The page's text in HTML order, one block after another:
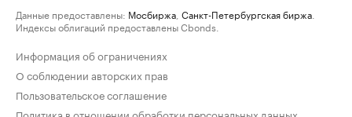
Данные предоставлены: Мосбиржа Санкт-Петербургская биржа
Индексы облигаций предоставлены Cbonds.
Информация об ограничениях
О соблюдении авторских прав
Пользовательское соглашение
Политика в отношении обработки персональных данных